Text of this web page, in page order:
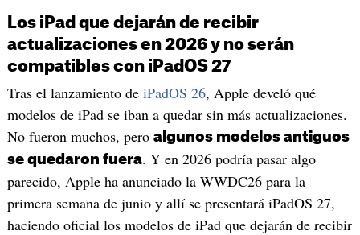
Los iPad que dejarán de recibir
actualizaciones en 2026 y no serán
compatibles con iPadOS 27
Tras el lanzamiento de iPadOS 26, Apple develó qué
modelos de iPad se iban a quedar sin más actualizaciones.
No fueron muchos, pero algunos modelos antiguos
se quedaron fuera. Y en 2026 podría pasar algo
parecido, Apple ha anunciado la WWDC26 para la
primera semana de junio y allí se presentará iPadOS 27,
haciendo oficial los modelos de iPad que dejarán de recibir